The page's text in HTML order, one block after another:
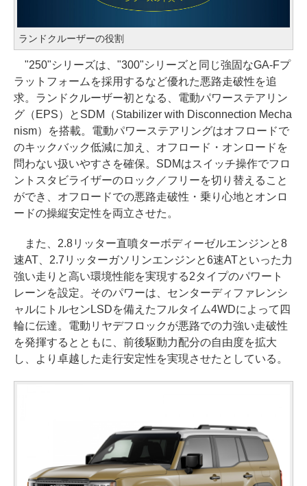
ランドクルーザーの役割
"250"シリーズは、"300"シリーズと同じ強固なGA-Fプ
ラットフォームを採用するなど優れた悪路走破性を追
求。ランドクルーザー初となる、電動パワーステアリン
グ（EPS）とSDM（Stabilizer with Disconnection Mecha
nism）を搭載。電動パワーステアリングはオフロードで
のキックバック低減に加え、オフロード・オンロードを
問わない扱いやすさを確保。SDMはスイッチ操作でフロ
ントスタビライザーのロック／フリーを切り替えること
ができ、オフロードでの悪路走破性・乗り心地とオンロ
ードの操縦安定性を両立させた。
また、2.8リッター直噴ターボディーゼルエンジンと8
速AT、2.7リッターガソリンエンジンと6速ATといった力
強い走りと高い環境性能を実現する2タイプのパワート
レーンを設定。そのパワーは、センターディファレンシ
ャルにトルセンLSDを備えたフルタイム4WDによって四
輪に伝達。電動リヤデフロックが悪路での力強い走破性
を発揮するとともに、前後駆動力配分の自由度を拡大
し、より卓越した走行安定性を実現させたとしている。